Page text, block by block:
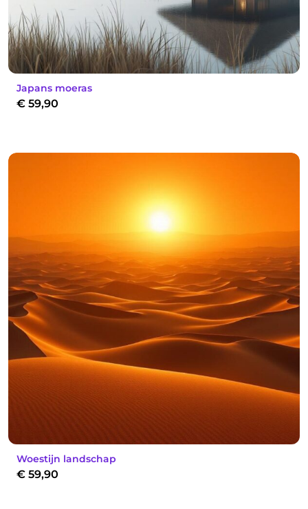
Japans moeras
€ 59,90
Woestijn landschap
€ 59,90